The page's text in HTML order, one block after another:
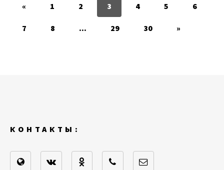
« 1 2 3 4 5 6
7 8 ... 29 30 »
КОНТАКТЫ: